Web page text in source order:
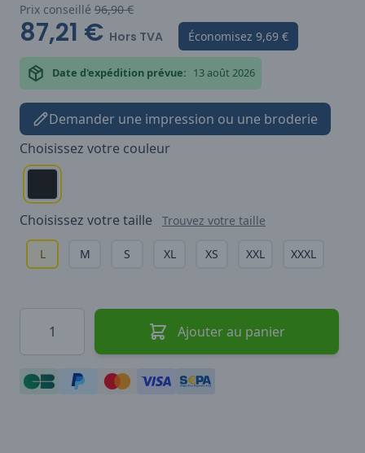
Prix conseillé 96,90 €
87,21 € Hors TVA Économisez 9,69 €
Date d'expédition prévue: 13 août 2026
Demander une impression ou une broderie
Choisissez votre couleur
Choisissez votre taille Trouvez votre taille
L M S XL XS XXL XXXL
Ajouter au panier